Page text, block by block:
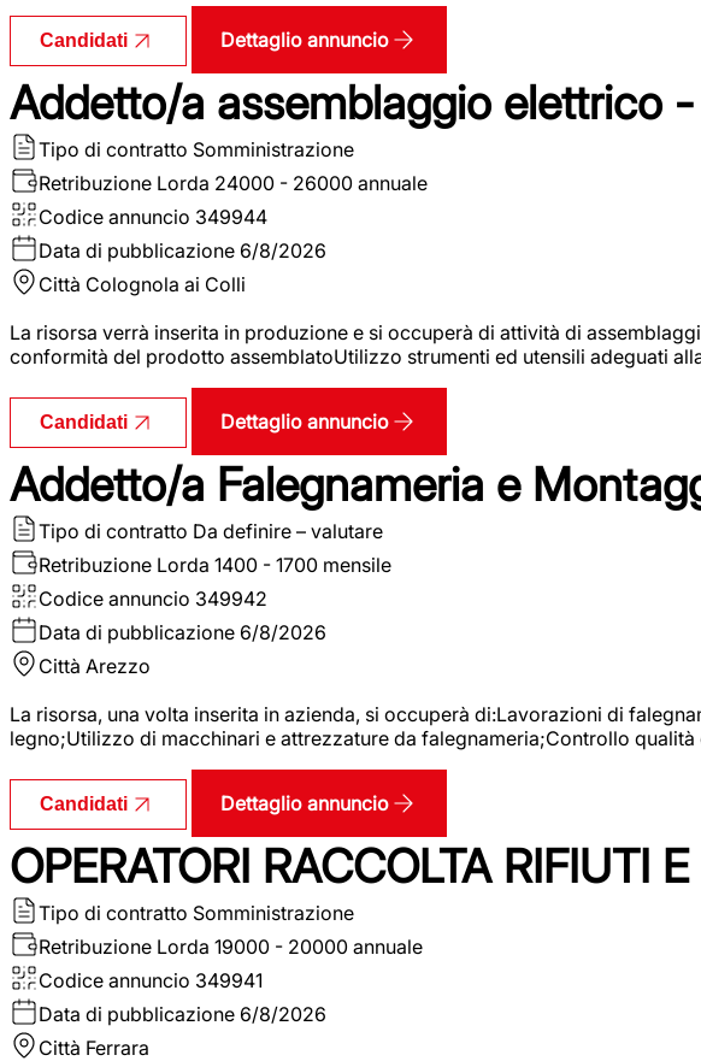
Candidati Dettaglio annuncio
Addetto/a assemblaggio elettrico
Tipo di contratto Somministrazione
Retribuzione Lorda 24000 - 26000 annuale
Codice annuncio 349944
Data di pubblicazione 6/8/2026
Città Colognola ai Colli
La risorsa verrà inserita in produzione e si occuperà di attività di
conformità del prodotto assemblatoUtilizzo strumenti ed utensili adeguati
Candidati Dettaglio annuncio
Addetto/a Falegnameria e
Tipo di contratto Da definire – valutare
Retribuzione Lorda 1400 - 1700 mensile
Codice annuncio 349942
Data di pubblicazione 6/8/2026
Città Arezzo
La risorsa, una volta inserita in azienda, si occuperà di:Lavorazioni di
legno;Utilizzo di macchinari e attrezzature da falegnameria;Controllo
Candidati Dettaglio annuncio
OPERATORI RACCOLTA RIFIUTI
Tipo di contratto Somministrazione
Retribuzione Lorda 19000 - 20000 annuale
Codice annuncio 349941
Data di pubblicazione 6/8/2026
Città Ferrara